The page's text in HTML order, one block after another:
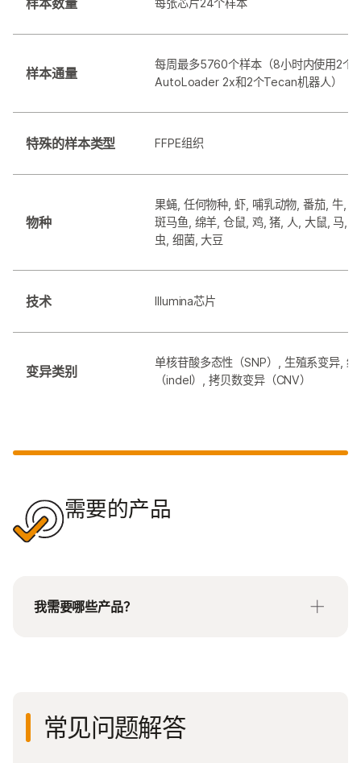
样本数量 每张芯片24个样本
样本通量
每周最多5760个样本（8小时内使用2个
AutoLoader 2x和2个Tecan机器人）
特殊的样本类型 FFPE组织
物种
果蝇, 任何物种, 虾, 哺乳动物, 番茄, 牛,
斑马鱼, 绵羊, 仓鼠, 鸡, 猪, 人, 大鼠, 马,
虫, 细菌, 大豆
技术 Illumina芯片
变异类别
单核苷酸多态性（SNP）, 生殖系变异,
（indel）, 拷贝数变异（CNV）
需要的产品
我需要哪些产品？
小型试剂盒。
常见问题解答